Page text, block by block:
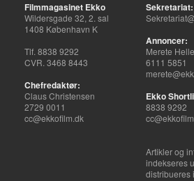
Filmmagasinet Ekko
Wildersgade 32, 2. sal
1408 København K
Tlf. 8838 9292
CVR. 3468 8443
Chefredaktør:
Claus Christensen
2729 0011
cc@ekkofilm.dk
Sekretariat:
Annoncer:
Merete
6111 5851
Ekko
8838 9292
Artikler og
indekseres
distribueres